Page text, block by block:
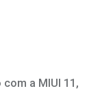
a MIUI 11,